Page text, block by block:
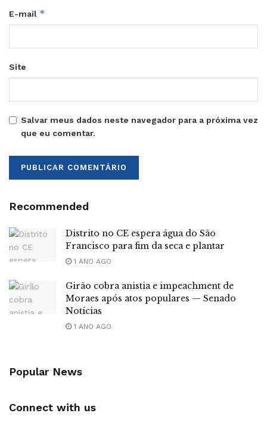
E-mail *
Site
Salvar meus dados neste navegador para a próxima vez
que eu comentar.
Recommended
Distrito no CE espera água do São
Francisco para fim da seca e plantar
1 ANO AGO
Girão cobra anistia e impeachment de
Moraes após atos populares — Senado
Notícias
1 ANO AGO
Popular News
Connect with us